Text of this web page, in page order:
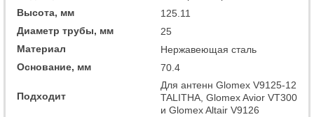
Высота, мм
125.11
Диаметр трубы, мм
25
Материал
Нержавеющая сталь
Основание, мм
70.4
Подходит
Для антенн Glomex V9125-12
TALITHA, Glomex Avior VT300
и Glomex Altair V9126